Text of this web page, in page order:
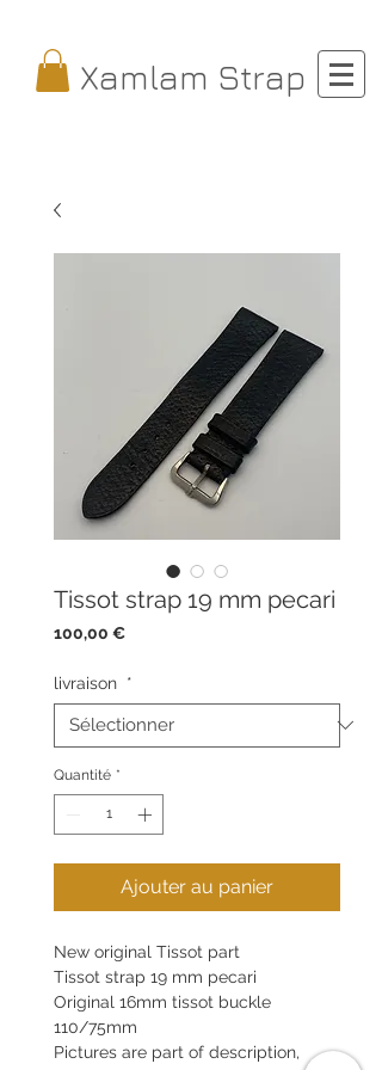
Xamlam Strap
Tissot strap 19 mm pecari
100,00 €Prix
livraison *
Quantité *
Ajouter au panier
New original Tissot part
Tissot strap 19 mm pecari
Original 16mm tissot buckle
110/75mm
Pictures are part of description,